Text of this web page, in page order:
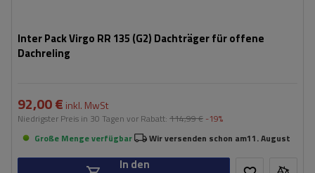
Inter Pack Virgo RR 135 (G2) Dachträger für offene
Dachreling
92,00 € inkl. MwSt
Niedrigster Preis in 30 Tagen vor Rabatt: 114,99 € -19%
Große Menge verfügbar
Wir versenden schon am11. August
In den